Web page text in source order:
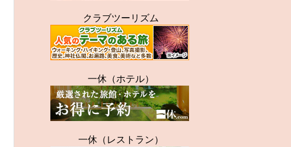
クラブツーリズム
一休（ホテル）
一休（レストラン）